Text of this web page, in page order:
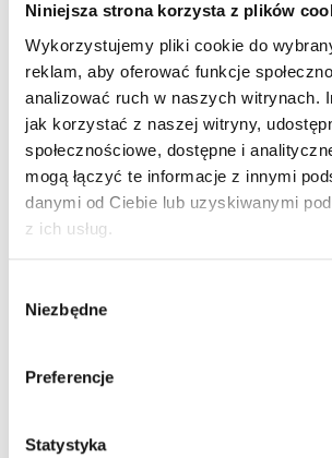
Niniejsza strona korzysta z plików
Wykorzystujemy pliki cookie do
reklam, aby oferować funkcje
analizować ruch w naszych witrynach.
jak korzystać z naszej witryny,
społecznościowe, dostępne i
mogą łączyć te informacje z innymi
danymi od Ciebie lub uzyskiwanymi
z ich usług.
zgody
Niezbędne
Preferencje
Statystyka
Adres e-mail: *
Nazwa firmy:
Numer telefonu: